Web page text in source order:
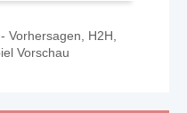
Vorhersagen, H2H,
Vorschau